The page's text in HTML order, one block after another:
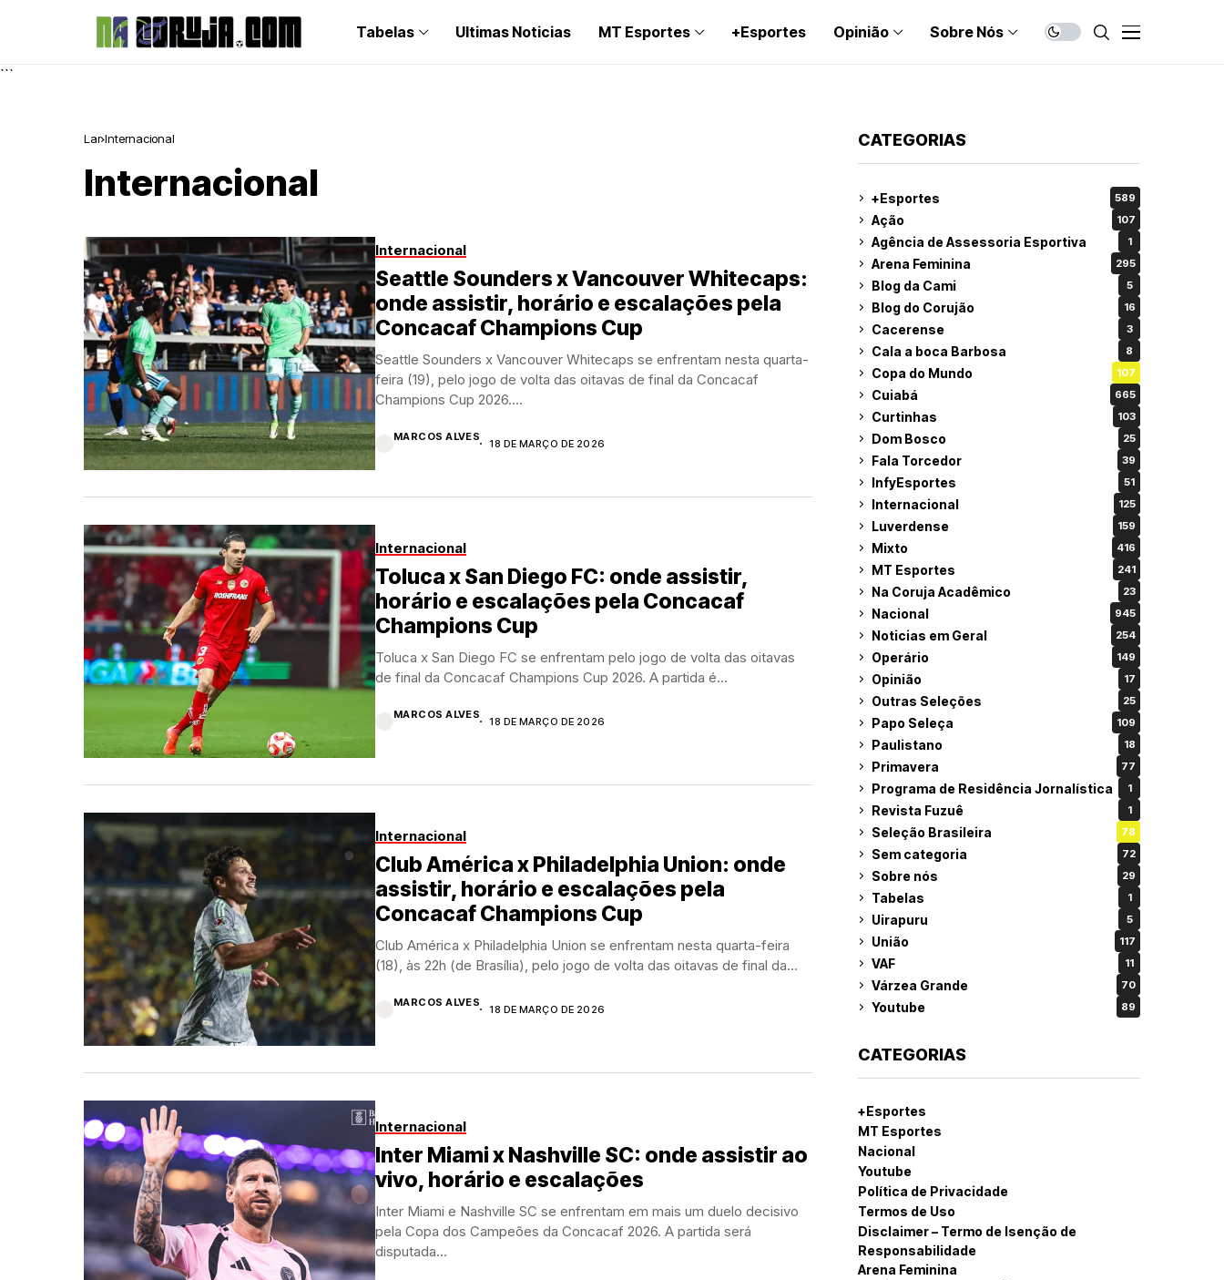
Tabelas Ultimas Noticias MT Esportes +Esportes Opinião Sobre Nós
```
Lar Internacional
Internacional
Internacional
Seattle Sounders x Vancouver Whitecaps:
onde assistir, horário e escalações pela
Concacaf Champions Cup
Seattle Sounders x Vancouver Whitecaps se enfrentam nesta quarta-
feira (19), pelo jogo de volta das oitavas de final da Concacaf
Champions Cup 2026....
MARCOS ALVES
18 DE MARÇO DE 2026
Internacional
Toluca x San Diego FC: onde assistir,
horário e escalações pela Concacaf
Champions Cup
Toluca x San Diego FC se enfrentam pelo jogo de volta das oitavas
de final da Concacaf Champions Cup 2026. A partida é...
MARCOS ALVES
18 DE MARÇO DE 2026
Internacional
Club América x Philadelphia Union: onde
assistir, horário e escalações pela
Concacaf Champions Cup
Club América x Philadelphia Union se enfrentam nesta quarta-feira
(18), às 22h (de Brasília), pelo jogo de volta das oitavas de final da...
MARCOS ALVES
18 DE MARÇO DE 2026
Internacional
Inter Miami x Nashville SC: onde assistir ao
vivo, horário e escalações
Inter Miami e Nashville SC se enfrentam em mais um duelo decisivo
pela Copa dos Campeões da Concacaf 2026. A partida será
disputada...
CATEGORIAS
+Esportes 589
Ação 107
Agência de Assessoria Esportiva 1
Arena Feminina 295
Blog da Cami 5
Blog do Corujão 16
Cacerense 3
Cala a boca Barbosa 8
Copa do Mundo 107
Cuiabá 665
Curtinhas 103
Dom Bosco 25
Fala Torcedor 39
InfyEsportes 51
Internacional 125
Luverdense 159
Mixto 416
MT Esportes 241
Na Coruja Acadêmico 23
Nacional 945
Noticias em Geral 254
Operário 149
Opinião 17
Outras Seleções 25
Papo Seleça 109
Paulistano 18
Primavera 77
Programa de Residência Jornalística 1
Revista Fuzuê 1
Seleção Brasileira 78
Sem categoria 72
Sobre nós 29
Tabelas 1
Uirapuru 5
União 117
VAF 11
Várzea Grande 70
Youtube 89
CATEGORIAS
+Esportes
MT Esportes
Nacional
Youtube
Política de Privacidade
Termos de Uso
Disclaimer – Termo de Isenção de
Responsabilidade
Arena Feminina